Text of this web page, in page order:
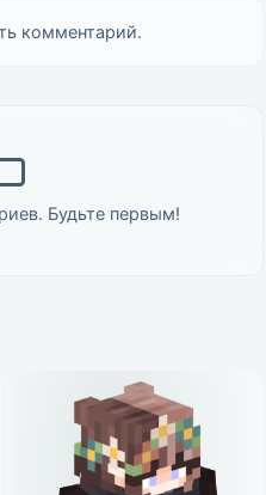
комментарий.
Будьте первым!